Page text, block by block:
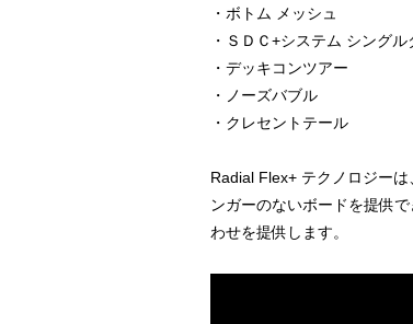
・ボトム メッシュ
・ＳＤＣ+システム シング
・デッキコンツアー
・ノーズバブル
・クレセントテール
Radial Flex+ テクノロジー
ンガーのないボードを提供
わせを提供します。